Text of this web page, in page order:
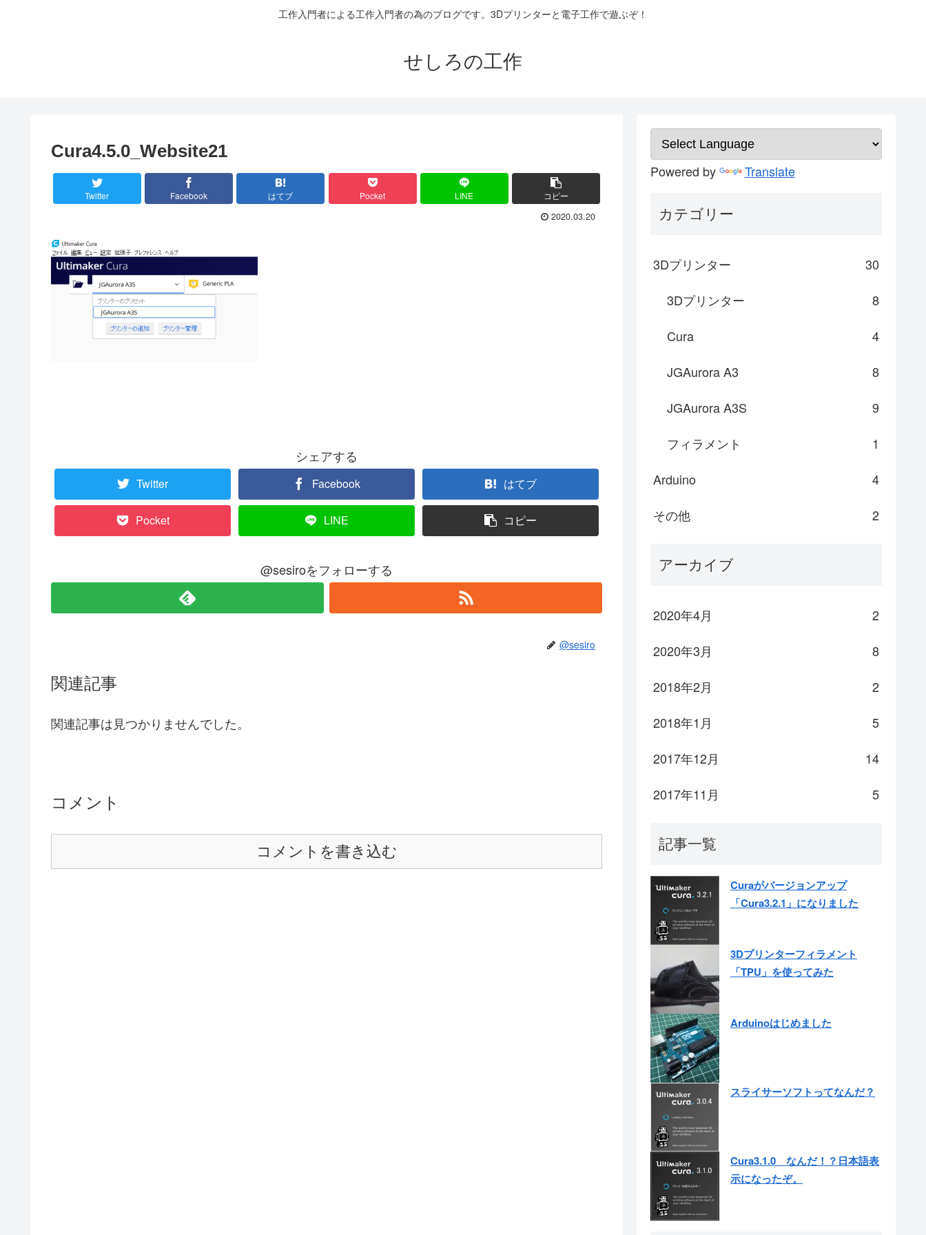
工作入門者による工作入門者の為のブログです。3Dプリンターと電子工作で遊ぶぞ！
せしろの工作
Cura4.5.0_Website21
Twitter Facebook はてブ Pocket LINE コピー
2020.03.20
シェアする
Twitter Facebook はてブ
Pocket LINE コピー
@sesiroをフォローする
@sesiro
関連記事
関連記事は見つかりませんでした。
コメント
コメントを書き込む
Powered by Translate
カテゴリー
3Dプリンター
30
3Dプリンター
8
Cura
4
JGAurora A3
8
JGAurora A3S
9
フィラメント
1
Arduino
4
その他
2
アーカイブ
2020年4月
2
2020年3月
8
2018年2月
2
2018年1月
5
2017年12月
14
2017年11月
5
記事一覧
Curaがバージョンアップ
「Cura3.2.1」になりました
3Dプリンターフィラメント
「TPU」を使ってみた
Arduinoはじめました
スライサーソフトってなんだ？
Cura3.1.0 なんだ！？日本語表
示になったぞ。